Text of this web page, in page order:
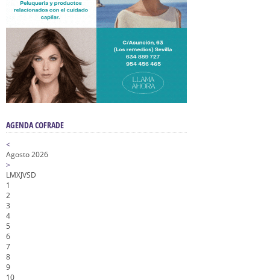
AGENDA COFRADE
<
Agosto 2026
>
LMXJVSD
1
2
3
4
5
6
7
8
9
10